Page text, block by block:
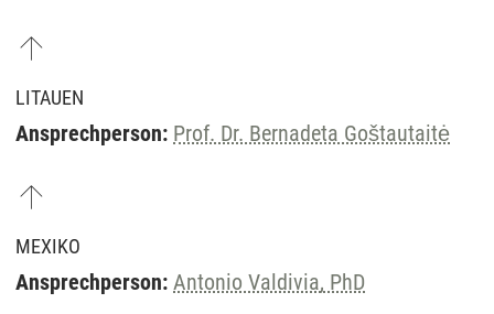
LITAUEN
Ansprechperson: Prof. Dr. Bernadeta Goštautaitė
MEXIKO
Ansprechperson: Antonio Valdivia, PhD